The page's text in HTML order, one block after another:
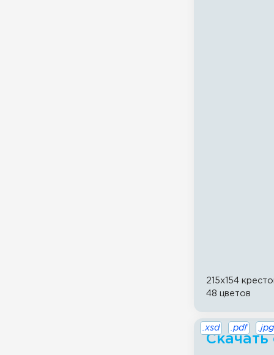
215x154
48 цветов
.xsd .pdf .jpg